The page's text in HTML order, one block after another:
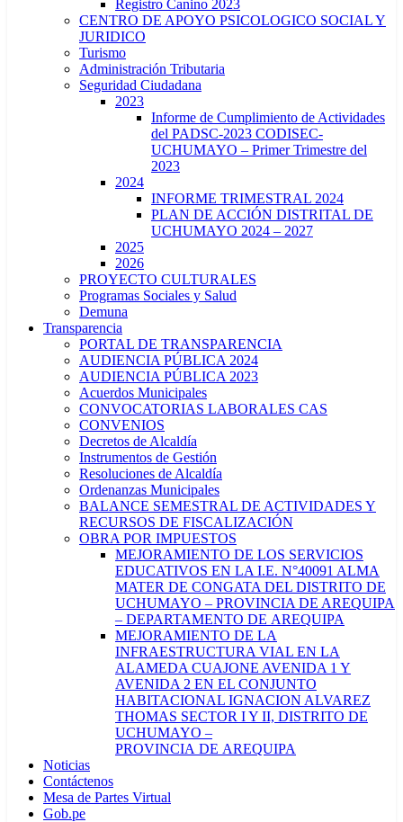
Registro Canino 2023
CENTRO DE APOYO PSICOLOGICO SOCIAL Y
JURIDICO
Turismo
Administración Tributaria
Seguridad Ciudadana
2023
Informe de Cumplimiento de Actividades
del PADSC-2023 CODISEC-
UCHUMAYO – Primer Trimestre del
2023
2024
INFORME TRIMESTRAL 2024
PLAN DE ACCIÓN DISTRITAL DE
UCHUMAYO 2024 – 2027
2025
2026
PROYECTO CULTURALES
Programas Sociales y Salud
Demuna
Transparencia
PORTAL DE TRANSPARENCIA
AUDIENCIA PÚBLICA 2024
AUDIENCIA PÚBLICA 2023
Acuerdos Municipales
CONVOCATORIAS LABORALES CAS
CONVENIOS
Decretos de Alcaldía
Instrumentos de Gestión
Resoluciones de Alcaldía
Ordenanzas Municipales
BALANCE SEMESTRAL DE ACTIVIDADES Y
RECURSOS DE FISCALIZACIÓN
OBRA POR IMPUESTOS
MEJORAMIENTO DE LOS SERVICIOS
EDUCATIVOS EN LA I.E. N°40091 ALMA
MATER DE CONGATA DEL DISTRITO DE
UCHUMAYO – PROVINCIA DE AREQUIPA
– DEPARTAMENTO DE AREQUIPA
MEJORAMIENTO DE LA
INFRAESTRUCTURA VIAL EN LA
ALAMEDA CUAJONE AVENIDA 1 Y
AVENIDA 2 EN EL CONJUNTO
HABITACIONAL IGNACION ALVAREZ
THOMAS SECTOR I Y II, DISTRITO DE
UCHUMAYO –
PROVINCIA DE AREQUIPA
Noticias
Contáctenos
Mesa de Partes Virtual
Gob.pe